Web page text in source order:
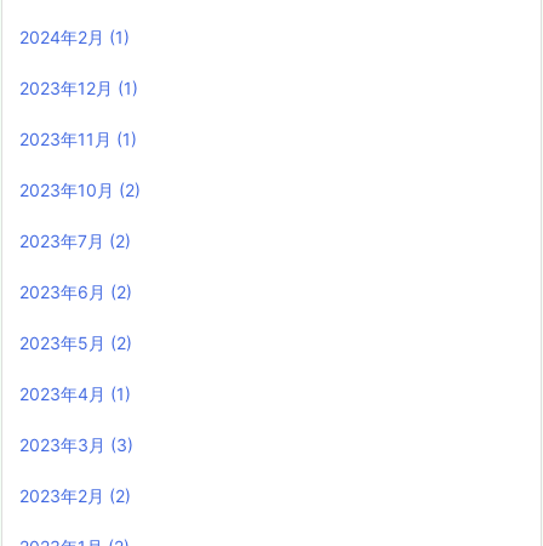
2024年2月 (1)
2023年12月 (1)
2023年11月 (1)
2023年10月 (2)
2023年7月 (2)
2023年6月 (2)
2023年5月 (2)
2023年4月 (1)
2023年3月 (3)
2023年2月 (2)